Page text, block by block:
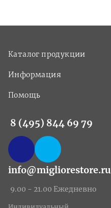
Каталог продукции
Информация
Помощь
8 (495) 844 69 79
info@migliorestore.ru
9.00 - 21.00 Ежедневно